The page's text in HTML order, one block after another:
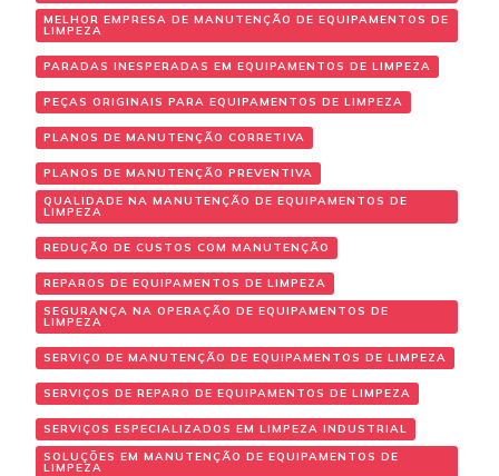
MELHOR EMPRESA DE MANUTENÇÃO DE EQUIPAMENTOS DE
LIMPEZA
PARADAS INESPERADAS EM EQUIPAMENTOS DE LIMPEZA
PEÇAS ORIGINAIS PARA EQUIPAMENTOS DE LIMPEZA
PLANOS DE MANUTENÇÃO CORRETIVA
PLANOS DE MANUTENÇÃO PREVENTIVA
QUALIDADE NA MANUTENÇÃO DE EQUIPAMENTOS DE
LIMPEZA
REDUÇÃO DE CUSTOS COM MANUTENÇÃO
REPAROS DE EQUIPAMENTOS DE LIMPEZA
SEGURANÇA NA OPERAÇÃO DE EQUIPAMENTOS DE
LIMPEZA
SERVIÇO DE MANUTENÇÃO DE EQUIPAMENTOS DE LIMPEZA
SERVIÇOS DE REPARO DE EQUIPAMENTOS DE LIMPEZA
SERVIÇOS ESPECIALIZADOS EM LIMPEZA INDUSTRIAL
SOLUÇÕES EM MANUTENÇÃO DE EQUIPAMENTOS DE
LIMPEZA